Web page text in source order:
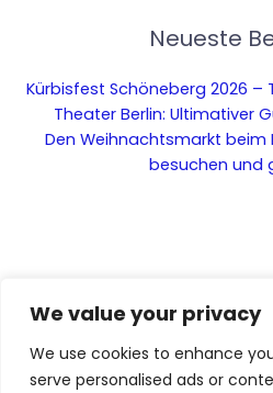
We value your privacy
We use cookies to enhance
serve personalised ads or
Neueste
Kürbisfest Schöneberg 2026 –
Theater Berlin: Ultimativer
Den Weihnachtsmarkt beim
besuchen und